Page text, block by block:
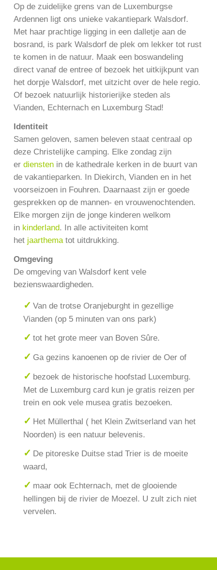
Op de zuidelijke grens van de Luxemburgse
Ardennen ligt ons unieke vakantiepark Walsdorf.
Met haar prachtige ligging in een dalletje aan de
bosrand, is park Walsdorf de plek om lekker tot rust
te komen in de natuur. Maak een boswandeling
direct vanaf de entree of bezoek het uitkijkpunt van
het dorpje Walsdorf, met uitzicht over de hele regio.
Of bezoek natuurlijk historierijke steden als
Vianden, Echternach en Luxemburg Stad!
Identiteit
Samen geloven, samen beleven staat centraal op
deze Christelijke camping. Elke zondag zijn
er diensten in de kathedrale kerken in de buurt van
de vakantieparken. In Diekirch, Vianden en in het
voorseizoen in Fouhren. Daarnaast zijn er goede
gesprekken op de mannen- en vrouwenochtenden.
Elke morgen zijn de jonge kinderen welkom
in kinderland. In alle activiteiten komt
het jaarthema tot uitdrukking.
Omgeving
De omgeving van Walsdorf kent vele
bezienswaardigheden.
Van de trotse Oranjeburght in gezellige
Vianden (op 5 minuten van ons park)
tot het grote meer van Boven Sûre.
Ga gezins kanoenen op de rivier de Oer of
bezoek de historische hoofstad Luxemburg.
Met de Luxemburg card kun je gratis reizen per
trein en ook vele musea gratis bezoeken.
Het Müllerthal ( het Klein Zwitserland van het
Noorden) is een natuur belevenis.
De pitoreske Duitse stad Trier is de moeite
waard,
maar ook Echternach, met de glooiende
hellingen bij de rivier de Moezel. U zult zich niet
vervelen.